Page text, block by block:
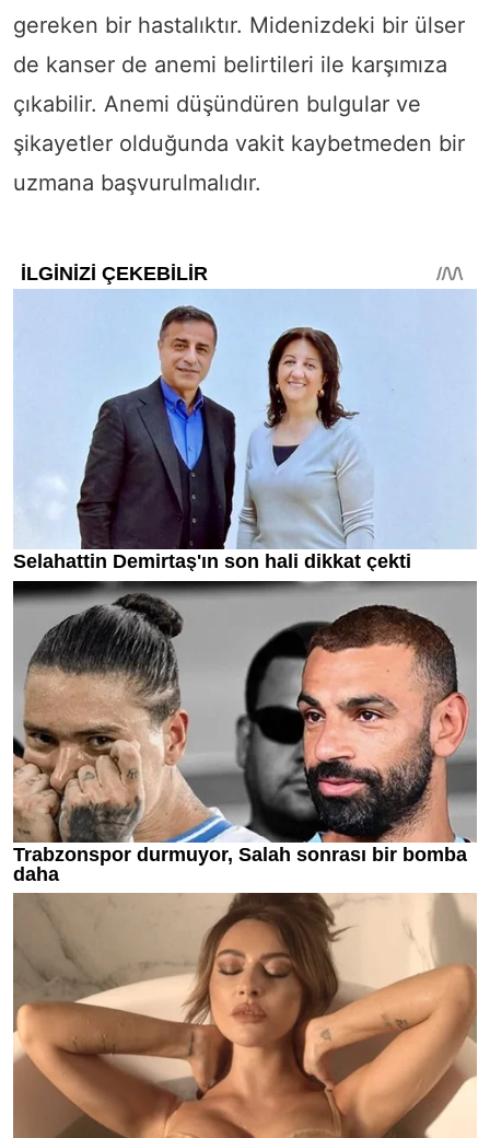
gereken bir hastalıktır. Midenizdeki bir ülser
de kanser de anemi belirtileri ile karşımıza
çıkabilir. Anemi düşündüren bulgular ve
şikayetler olduğunda vakit kaybetmeden bir
uzmana başvurulmalıdır.